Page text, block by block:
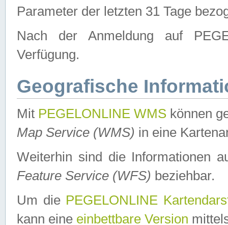
Parameter der letzten 31 Tage
Nach der Anmeldung auf
Verfügung.
Geografische
Mit PEGELONLINE WMS können
Map Service (WMS) in eine
Weiterhin sind die Informationen
Feature Service (WFS) beziehbar.
Um die PEGELONLINE
kann eine einbettbare Version